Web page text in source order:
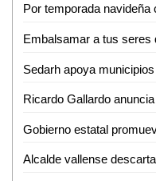
Ricardo Gallardo